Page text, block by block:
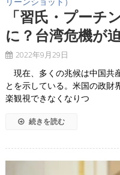
「習氏・プーチ
に？台湾危機が
2022年9月29日
現在、多くの兆候は中国共
とを示している。米国の政財
楽観視できなくなりつ
続きを読む